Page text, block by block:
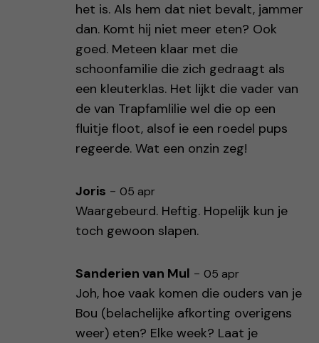
het is. Als hem dat niet bevalt, jammer
dan. Komt hij niet meer eten? Ook
goed. Meteen klaar met die
schoonfamilie die zich gedraagt als
een kleuterklas. Het lijkt die vader van
de van Trapfamlilie wel die op een
fluitje floot, alsof ie een roedel pups
regeerde. Wat een onzin zeg!
Joris - 05 apr
Waargebeurd. Heftig. Hopelijk kun je
toch gewoon slapen.
Sanderien van Mul - 05 apr
Joh, hoe vaak komen die ouders van je
Bou (belachelijke afkorting overigens
weer) eten? Elke week? Laat je